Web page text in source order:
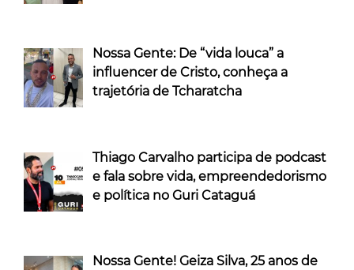
Nossa Gente: De “vida louca” a
influencer de Cristo, conheça a
trajetória de Tcharatcha
Thiago Carvalho participa de podcast
e fala sobre vida, empreendedorismo
e política no Guri Cataguá
Nossa Gente! Geiza Silva, 25 anos de